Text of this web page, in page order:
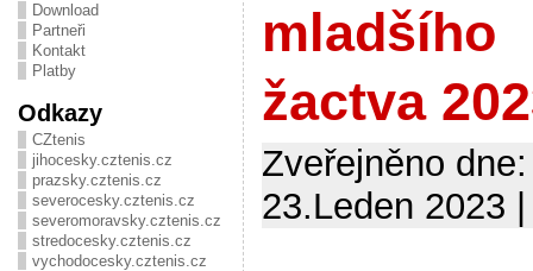
Download
Partneři
Kontakt
Platby
Odkazy
CZtenis
jihocesky.cztenis.cz
prazsky.cztenis.cz
severocesky.cztenis.cz
severomoravsky.cztenis.cz
stredocesky.cztenis.cz
vychodocesky.cztenis.cz
mladšího
žactva
Zveřejněno dne:
23.Leden 2023 |